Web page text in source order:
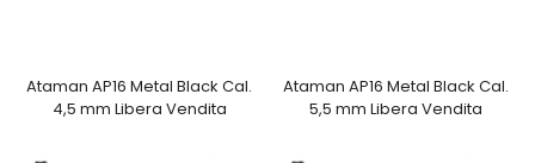
Ataman AP16 Metal Black Cal.
4,5 mm Libera Vendita
Ataman AP16 Metal Black Cal.
5,5 mm Libera Vendita